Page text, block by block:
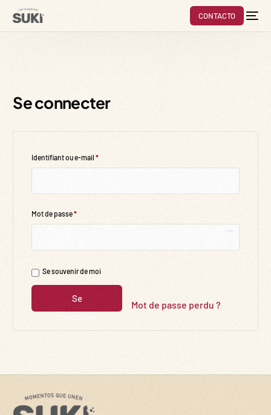
CONTACTO
Se connecter
Identifiant ou e-mail*
Mot de passe*
Se souvenir de moi
Se
Mot de passe perdu ?